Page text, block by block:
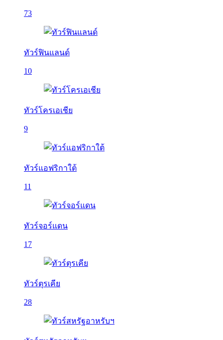
73
ทัวร์ฟินแลนด์
10
ทัวร์โครเอเชีย
9
ทัวร์แอฟริกาใต้
11
ทัวร์จอร์แดน
17
ทัวร์ตุรเคีย
28